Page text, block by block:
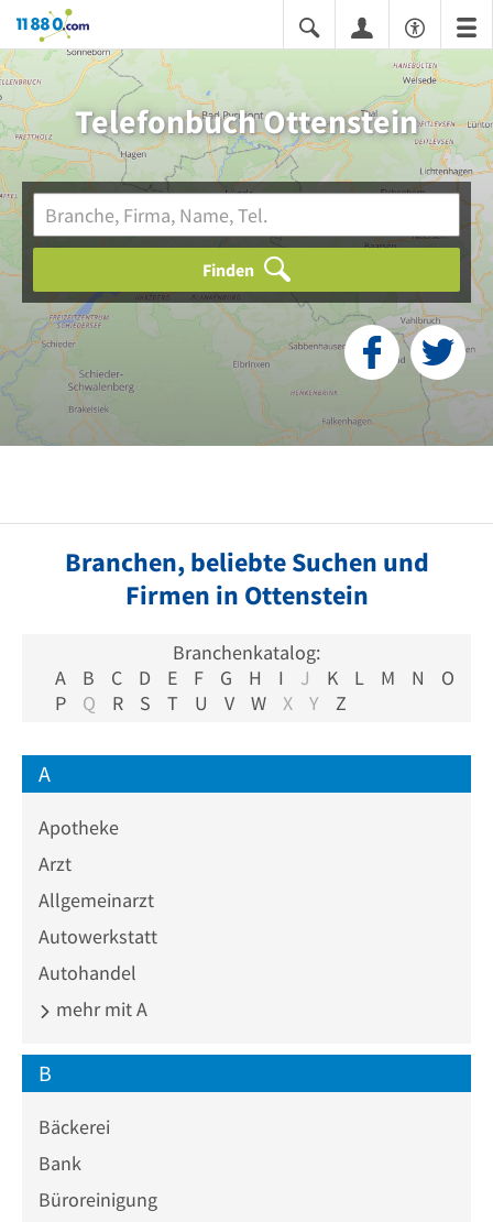
11880.com
Telefonbuch Ottenstein
Finden
Branchen, beliebte Suchen und
Firmen in Ottenstein
Branchenkatalog:
A
B C D E F G H I J K L M N
O
P
Q R S T U V W X Y Z
A
Apotheke
Arzt
Allgemeinarzt
Autowerkstatt
Autohandel
mehr mit A
B
Bäckerei
Bank
Büroreinigung